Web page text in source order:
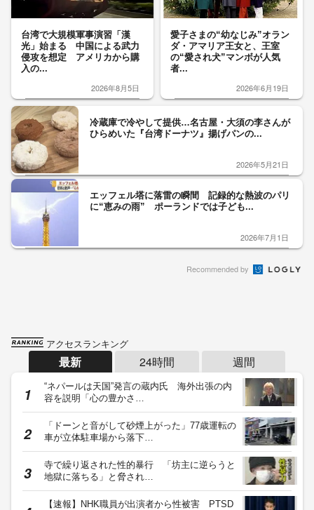
台湾で大規模軍事演習「漢
光」始まる 中国による武力
侵攻を想定 アメリカから購
入の...
2026年8月5日
愛子さまの“幼なじみ”オラン
ダ・アマリア王女と、王室
の“愛され犬”マンボが人気
者...
2026年6月19日
冷蔵庫で冷やして提供…名古屋・大須の李さんが
ひらめいた『台湾ドーナツ』揚げパンの...
2026年5月21日
エッフェル塔に落雷の瞬間 記録的な熱波のパリ
に“恵みの雨” ポーランドでは子ども...
2026年7月1日
Recommended by
アクセスランキング
最新 24時間 週間
“ネパールは天国”発言の蔵内氏 海外出張の内
容を説明「心の豊かさ…
「ドーンと音がして砂煙上がった」77歳運転の
車が立体駐車場から落下…
寺で繰り返された性的暴行 「坊主に逆らうと
地獄に落ちる」と脅され…
【速報】NHK職員が出演者から性被害 PTSD